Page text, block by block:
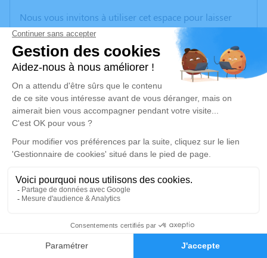
Faire-part Hommages
Nous vous invitons à utiliser cet espace pour laisser
vos condoléances, partager des photos souvenirs, une
anecdote ou exprimer vos pensées à travers des
poèmes ou des textes. Cet endroit est un lieu
d'expression dédié à honorer la mémoire de Michèle
Renée Andrée IMBERT.
Un service de plantation d’arbre hommage est
disponible ici.
Je rends hommage
Cérémonie civile
Crématorium de Vidauban
139 Boulevard des Pins Parasols